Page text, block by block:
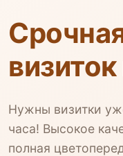
Нужны визитки
часа! Высокое
полная